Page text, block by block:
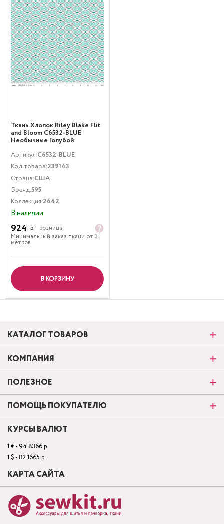
Ткань Хлопок Riley Blake Flit
and Bloom C6532-BLUE
Необычные Голубой
Артикул:C6532-BLUE
Код товара:239143
Страна:США
Бренд:595
Коллекция:2642
В наличии
924 р.
розница
Минимальный заказ ткани от 3
метров
В КОРЗИНУ
КАТАЛОГ ТОВАРОВ
КОМПАНИЯ
ПОЛЕЗНОЕ
ПОМОЩЬ ПОКУПАТЕЛЮ
КУРСЫ ВАЛЮТ
1 € - 94.8366 р.
1 $ - 82.1665 р.
КАРТА САЙТА